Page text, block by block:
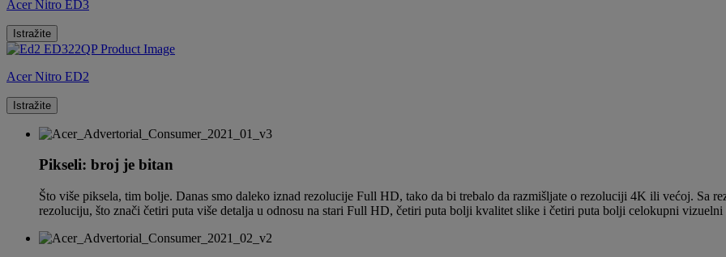
Acer Nitro ED3
Istražite
Acer Nitro ED2
Istražite
Pikseli: broj je bitan
Što više piksela, tim bolje. Danas smo daleko iznad rezolucije Full HD, tako da bi trebalo da razmišljate o rezoluciji 4K ili većoj. Sa
rezoluciju, što znači četiri puta više detalja u odnosu na stari Full HD, četiri puta bolji kvalitet slike i četiri puta bolji celokupni